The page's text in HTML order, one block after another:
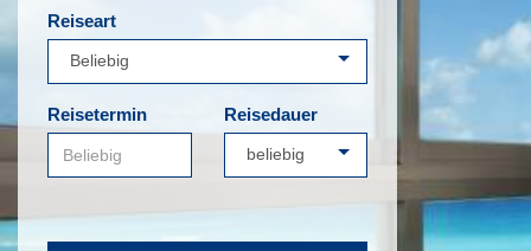
Reiseart
Reisetermin Reisedauer